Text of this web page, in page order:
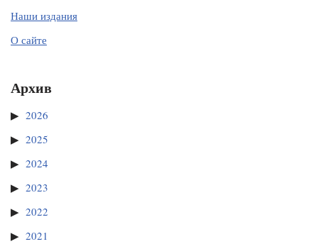
Наши издания
О сайте
Архив
2026
2025
2024
2023
2022
2021